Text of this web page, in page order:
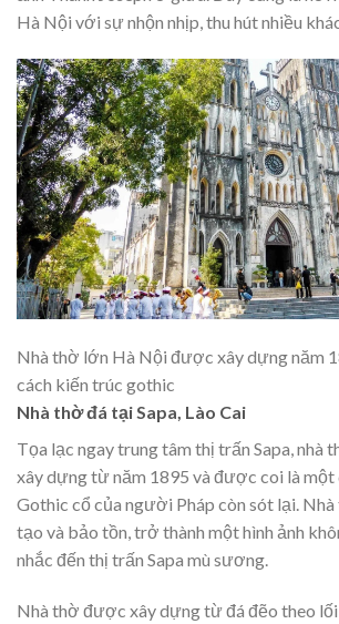
Hà Nội với sự nhộn nhịp, thu hút nhiều
Nhà thờ lớn Hà Nội được xây dựng năm
cách kiến trúc gothic
Nhà thờ đá tại Sapa, Lào Cai
Tọa lạc ngay trung tâm thị trấn Sapa, nhà
xây dựng từ năm 1895 và được coi là một
Gothic cổ của người Pháp còn sót lại.
tạo và bảo tồn, trở thành một hình ảnh
nhắc đến thị trấn Sapa mù sương.
Nhà thờ được xây dựng từ đá đẽo theo